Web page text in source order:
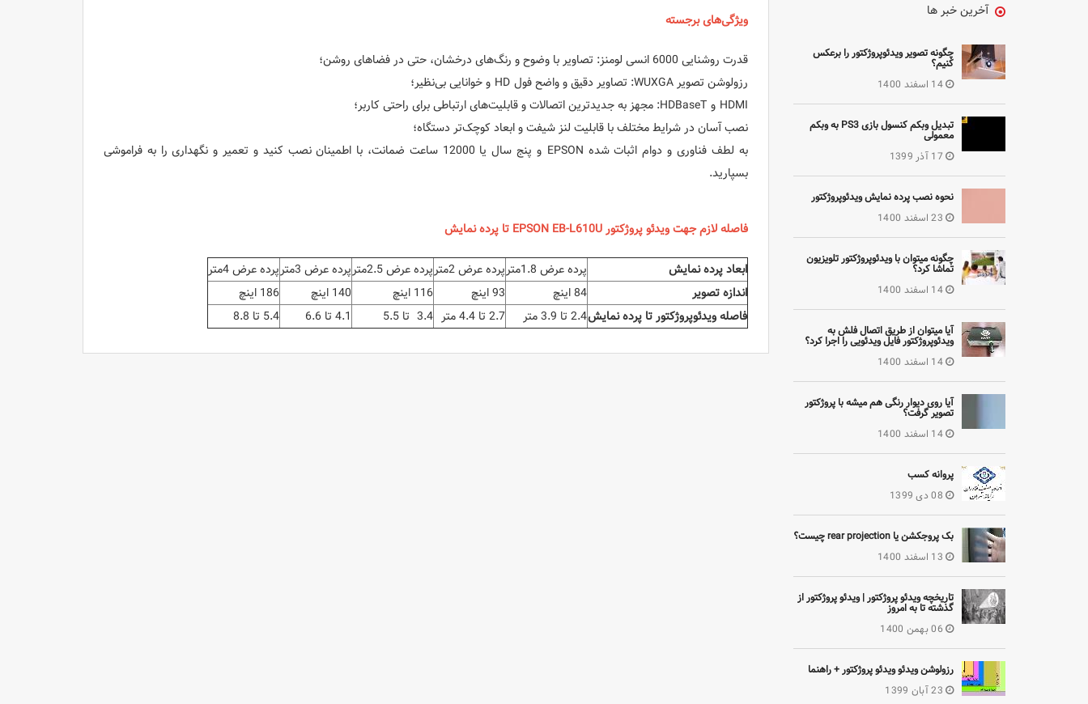
آخرین خبر ها
چگونه تصویر ویدئوپروژکتور را برعکس
کنیم؟
14 اسفند 1400
تبدیل وبکم کنسول بازی PS3 به وبکم
معمولی
17 آذر 1399
نحوه نصب پرده نمایش ویدئوپروژکتور
23 اسفند 1400
چگونه میتوان با ویدئوپروژکتور تلویزیون
تماشا کرد؟
14 اسفند 1400
آیا میتوان از طریق اتصال فلش به
ویدئوپروژکتور فایل ویدئویی را اجرا کرد؟
14 اسفند 1400
آیا روی دیوار رنگی هم میشه با پروژکتور
تصویر گرفت؟
14 اسفند 1400
پروانه کسب
08 دی 1399
بک پروجکشن یا rear projection چیست؟
13 اسفند 1400
تاریخچه ویدئو پروژکتور | ویدئو پروژکتور از
گذشته تا به امروز
06 بهمن 1400
رزولوشن ویدئو ویدئو پروژکتور + راهنما
23 آبان 1399
ویژگی‌های برجسته
قدرت روشنایی 6000 انسی لومنز: تصاویر با وضوح و رنگ‌های درخشان، حتی در فضاهای روشن؛
رزولوشن تصویر WUXGA: تصاویر دقیق و واضح فول HD و خوانایی بی‌نظیر؛
HDMI و HDBaseT: مجهز به جدیدترین اتصالات و قابلیت‌های ارتباطی برای راحتی کاربر؛
نصب آسان در شرایط مختلف با قابلیت لنز شیفت و ابعاد کوچک‌تر دستگاه؛
به لطف فناوری و دوام اثبات شده EPSON و پنج سال یا 12000 ساعت ضمانت، با اطمینان نصب کنید و تعمیر و نگهداری را به فراموشی
بسپارید.
فاصله لازم جهت ویدئو پروژکتور EPSON EB-L610U تا پرده نمایش
ابعاد پرده نمایش پرده عرض 1.8متر پرده عرض 2متر پرده عرض 2.5متر پرده عرض 3متر
پرده عرض 4متر
اندازه تصویر
84 اینچ 93 اینچ 116 اینچ 140 اینچ
186 اینچ
فاصله ویدئوپروژکتور تا پرده نمایش2.4 تا 3.9 متر 2.7 تا 4.4 متر 3.4 تا 5.5 4.1 تا 6.6 5.4 تا 8.8